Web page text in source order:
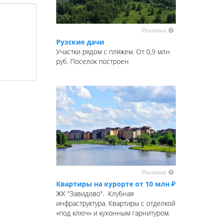
Реклама
Рузские дачи
Участки рядом с пляжем. От 0,9 млн
руб. Поселок построен
Реклама
Квартиры на курорте от 10 млн ₽
ЖК "Завидово". Клубная
инфраструктура. Квартиры с отделкой
«под ключ» и кухонным гарнитуром.